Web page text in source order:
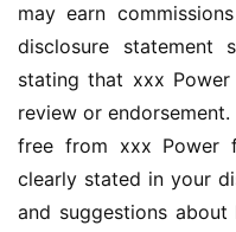
may earn
disclosure statement
stating that xxx
review or
free from xxx Power
clearly stated in your
and suggestions